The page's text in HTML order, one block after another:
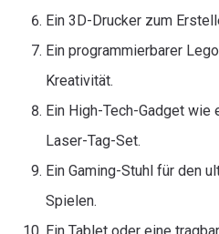
Ein 3D-Drucker zum
Ein programmierbarer
Kreativität.
Ein High-Tech-Gadget
Laser-Tag-Set.
Ein Gaming-Stuhl für den
Spielen.